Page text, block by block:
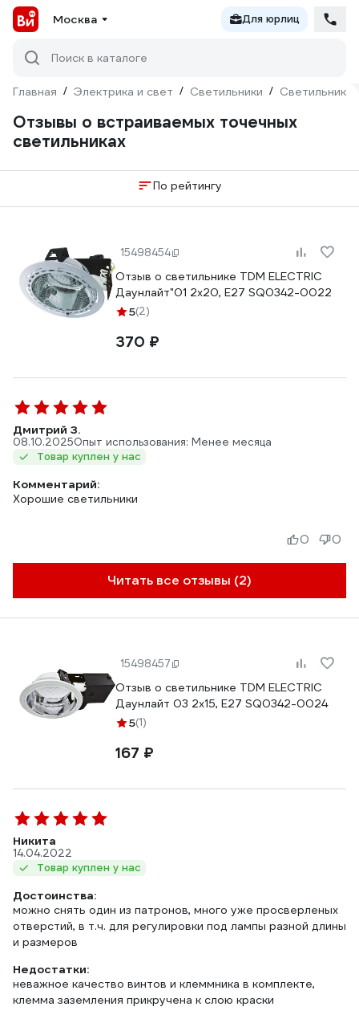
Москва Для юрлиц
Поиск в каталоге
Главная / Электрика и свет / Светильники / Светильники
Отзывы о встраиваемых точечных
светильниках
По рейтингу
15498454
Отзыв о светильнике TDM ELECTRIC
Даунлайт"01 2х20, E27 SQ0342-0022
5(2)
370 ₽
Дмитрий З.
08.10.2025Опыт использования: Менее месяца
Товар куплен у нас
Комментарий:
Хорошие светильники
Читать все отзывы (2)
0 0
15498457
Отзыв о светильнике TDM ELECTRIC
Даунлайт 03 2х15, E27 SQ0342-0024
5(1)
167 ₽
Никита
14.04.2022
Товар куплен у нас
Достоинства:
можно снять один из патронов, много уже просверленых
отверстий, в т.ч. для регулировки под лампы разной длины
и размеров
Недостатки:
неважное качество винтов и клеммника в комплекте,
клемма заземления прикручена к слою краски